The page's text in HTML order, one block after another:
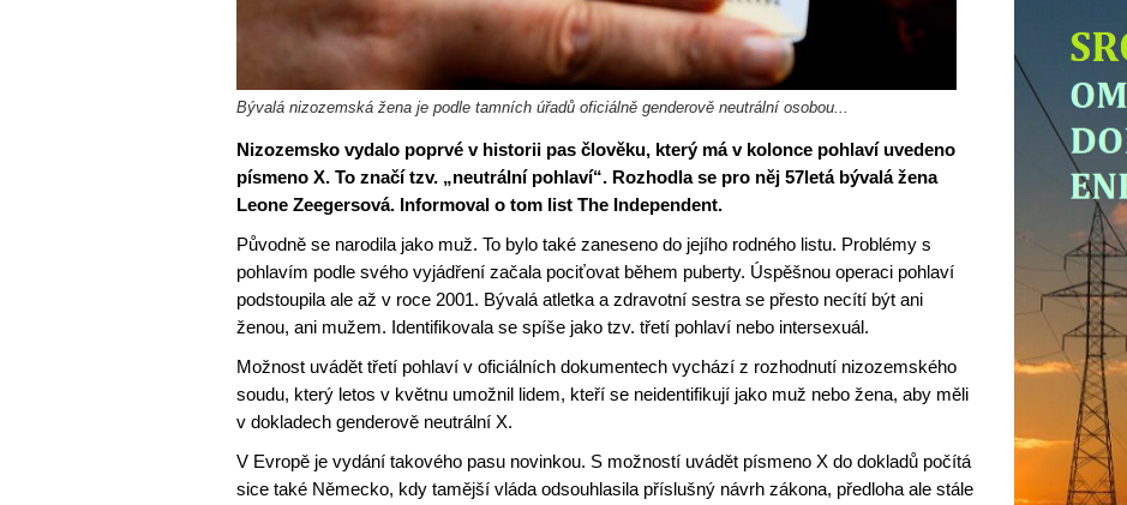
Bývalá nizozemská žena je podle tamních úřadů oficiálně genderově neutrální osobou...
Nizozemsko vydalo poprvé v historii pas člověku, který má v kolonce pohlaví uvedeno
písmeno X. To značí tzv. „neutrální pohlaví“. Rozhodla se pro něj 57letá bývalá žena
Leone Zeegersová. Informoval o tom list The Independent.
Původně se narodila jako muž. To bylo také zaneseno do jejího rodného listu. Problémy s
pohlavím podle svého vyjádření začala pociťovat během puberty. Úspěšnou operaci pohlaví
podstoupila ale až v roce 2001. Bývalá atletka a zdravotní sestra se přesto necítí být ani
ženou, ani mužem. Identifikovala se spíše jako tzv. třetí pohlaví nebo intersexuál.
Možnost uvádět třetí pohlaví v oficiálních dokumentech vychází z rozhodnutí nizozemského
soudu, který letos v květnu umožnil lidem, kteří se neidentifikují jako muž nebo žena, aby měli
v dokladech genderově neutrální X.
V Evropě je vydání takového pasu novinkou. S možností uvádět písmeno X do dokladů počítá
sice také Německo, kdy tamější vláda odsouhlasila příslušný návrh zákona, předloha ale stále